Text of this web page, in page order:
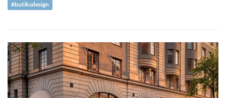
#butiksdesign